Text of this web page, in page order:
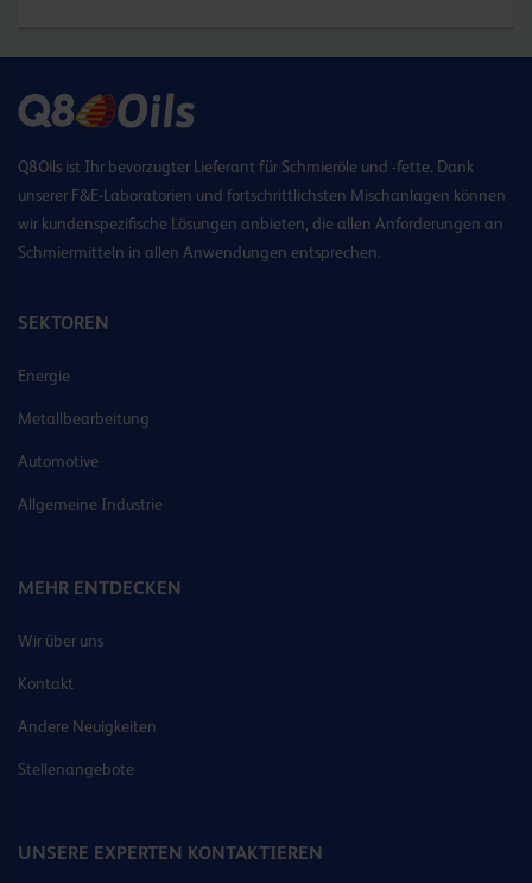
Q8Oils ist Ihr bevorzugter Lieferant für Schmieröle und -fette. Dank
unserer F&E-Laboratorien und fortschrittlichsten Mischanlagen können
wir kundenspezifische Lösungen anbieten, die allen Anforderungen an
Schmiermitteln in allen Anwendungen entsprechen.
SEKTOREN
Energie
Metallbearbeitung
Automotive
Allgemeine Industrie
MEHR ENTDECKEN
Wir über uns
Kontakt
Andere Neuigkeiten
Stellenangebote
UNSERE EXPERTEN KONTAKTIEREN